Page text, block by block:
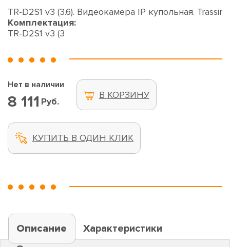
TR-D2S1 v3 (3.6). Видеокамера IP купольная. Trassir
Комплектация:
TR-D2S1 v3 (3
Нет в наличии
8 111 Руб.
В КОРЗИНУ
КУПИТЬ В ОДИН КЛИК
Описание
Характеристики